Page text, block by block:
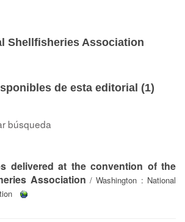
Shellfisheries Association
de esta editorial (1)
búsqueda
delivered at the convention of the
Association / Washington : National